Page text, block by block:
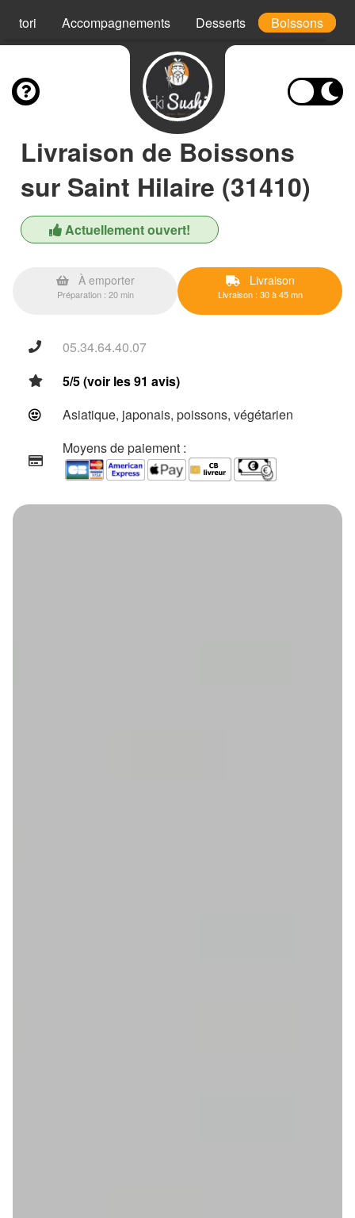
Accompagnements Desserts Boissons
Livraison de Boissons
sur Saint Hilaire (31410)
Actuellement ouvert!
À emporter
Préparation : 20 min
Livraison
Livraison : 30 à 45 mn
05.34.64.40.07
5/5 (voir les 91 avis)
Asiatique, japonais, poissons, végétarien
Moyens de paiement :